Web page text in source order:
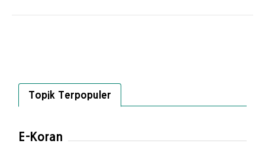
Topik Terpopuler
E-Koran